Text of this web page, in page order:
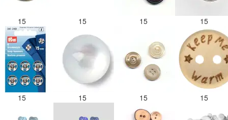
15 15 15 15
15 15 15 15